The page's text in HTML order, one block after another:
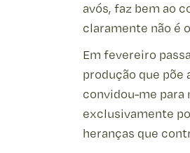
avós, faz bem ao
claramente não é
Em fevereiro
produção que põe
convidou-me para
exclusivamente
heranças que